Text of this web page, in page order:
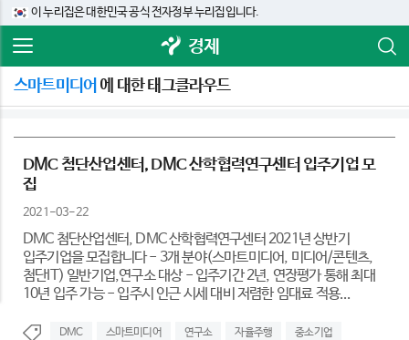
이 누리집은 대한민국 공식 전자정부 누리집입니다.
경제
스마트미디어 에 대한 태그클라우드
DMC 첨단산업센터, DMC 산학협력연구센터 입주기업 모
집
2021-03-22
DMC 첨단산업센터, DMC 산학협력연구센터 2021년 상반기
입주기업을 모집합니다 - 3개 분야(스마트미디어, 미디어/콘텐츠,
첨단IT) 일반기업,연구소 대상 - 입주기간 2년, 연장평가 통해 최대
10년 입주 가능 - 입주시 인근 시세 대비 저렴한 임대료 적용...
DMC 스마트미디어 연구소 자율주행 중소기업